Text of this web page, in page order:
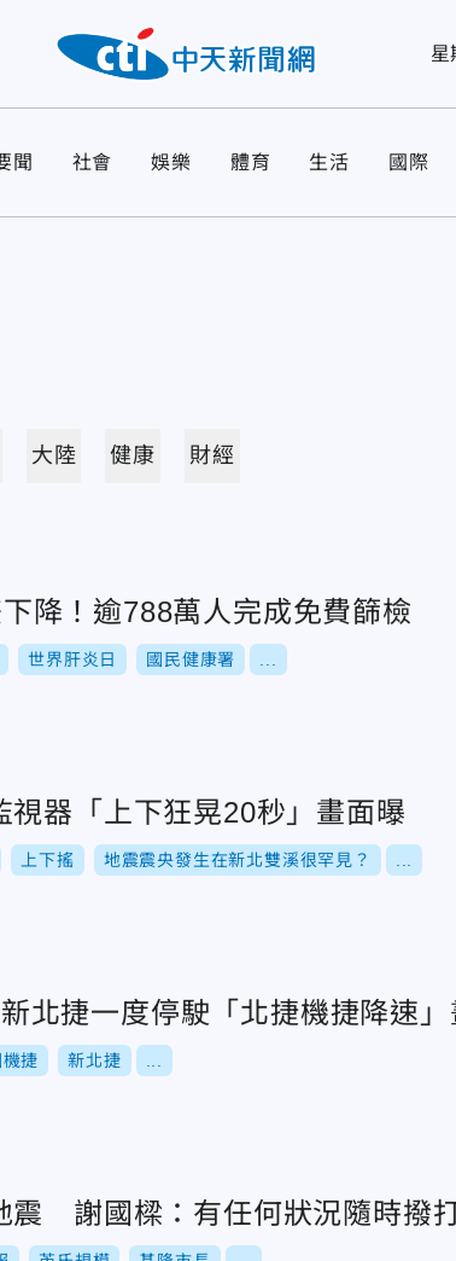
星
聞 社會 娛樂 體育 生活 國際
大陸 健康 財經
降！逾788萬人完成免費篩檢
世界肝炎日 國民健康署
器「上下狂晃20秒」畫面曝
上下搖 地震震央發生在新北雙溪很罕見？
北捷一度停駛「北捷機捷降速
捷 新北捷
震 謝國樑：有任何狀況隨時撥